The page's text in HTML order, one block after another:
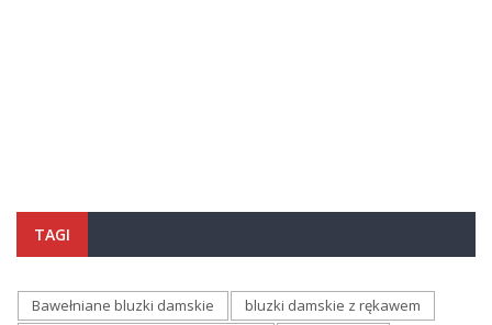
TAGI
Bawełniane bluzki damskie
bluzki damskie z rękawem